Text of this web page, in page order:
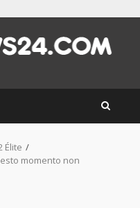
Élite
momento non